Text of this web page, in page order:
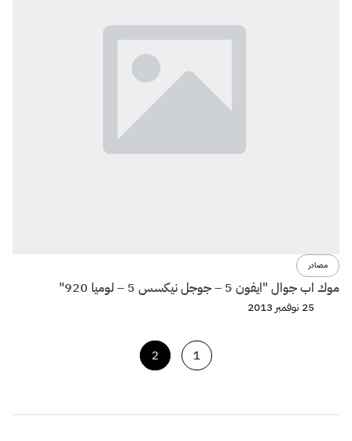
مصادر
موك اب جوال "ايفون 5 – جوجل نيكسس 5 – لوميا 920"
25 نوفمبر 2013
1
2